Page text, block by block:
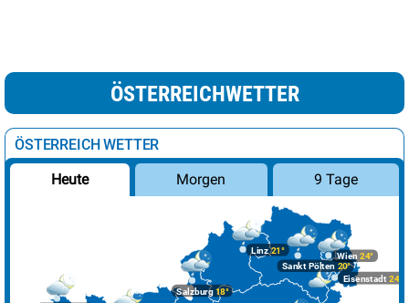
ÖSTERREICHWETTER
ÖSTERREICH WETTER
Heute Morgen 9 Tage
Linz21°
Salzburg18°
Wien 24°
Eisenstadt 24°
Sankt Pölten 20°